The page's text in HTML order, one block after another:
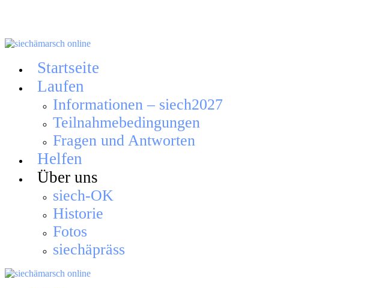
Startseite
Laufen
Informationen – siech2027
Teilnahmebedingungen
Fragen und Antworten
Helfen
Über uns
siech-OK
Historie
Fotos
siechäpräss